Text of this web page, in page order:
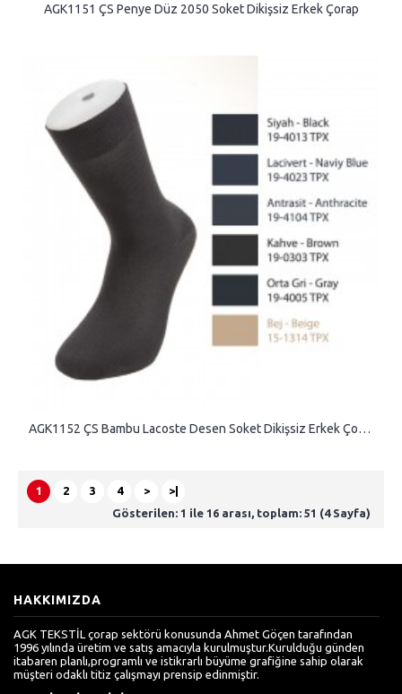
AGK1151 ÇS Penye Düz 2050 Soket Dikişsiz Erkek Çorap
AGK1152 ÇS Bambu Lacoste Desen Soket Dikişsiz Erkek Çorap
1 2 3 4 >
>|
Gösterilen: 1 ile 16 arası, toplam: 51 (4 Sayfa)
HAKKIMIZDA
AGK TEKSTİL çorap sektörü konusunda Ahmet Göçen tarafından
1996 yılında üretim ve satış amacıyla kurulmuştur.Kurulduğu günden
itabaren planlı,programlı ve istikrarlı büyüme grafiğine sahip olarak
müşteri odaklı titiz çalışmayı prensip edinmiştir.